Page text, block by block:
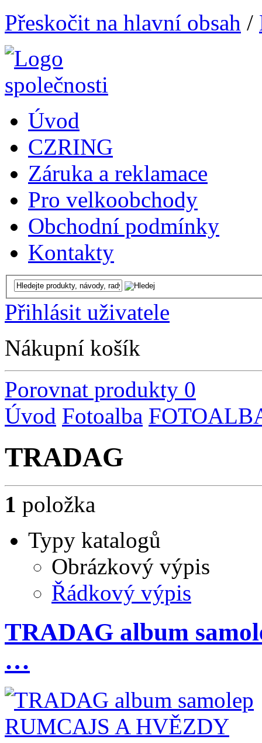
Přeskočit na hlavní obsah /
Úvod
CZRING
Záruka a reklamace
Pro velkoobchody
Obchodní podmínky
Kontakty
Přihlásit uživatele
Nákupní košík
Porovnat produkty 0
Úvod Fotoalba
TRADAG
1 položka
Typy katalogů
Obrázkový výpis
Řádkový výpis
TRADAG album
…